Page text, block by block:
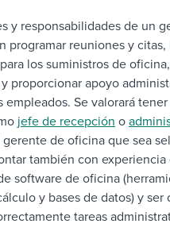
y responsabilidades de un
programar reuniones y citas,
los suministros de
proporcionar apoyo
empleados. Se valorará
jefe de recepción o
gerente de oficina que sea
también con experiencia
software de oficina
y bases de datos) y ser
tareas